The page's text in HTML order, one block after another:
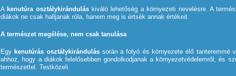
A kenutúra osztálykiránduláskiváló lehetőség a környezeti nevelésre. A
diákok ne csak halljanak róla, hanem meg is értsék annak értékeit.
A természet megélése, nem csak tanulása
Egy kenutúrás osztálykirándulássorán a folyó és környezete élő tanteremmé
ahhoz, hogy a diákok felelősebben gondolkodjanak a környezetvédelemről, és
természettel. Testközeli.